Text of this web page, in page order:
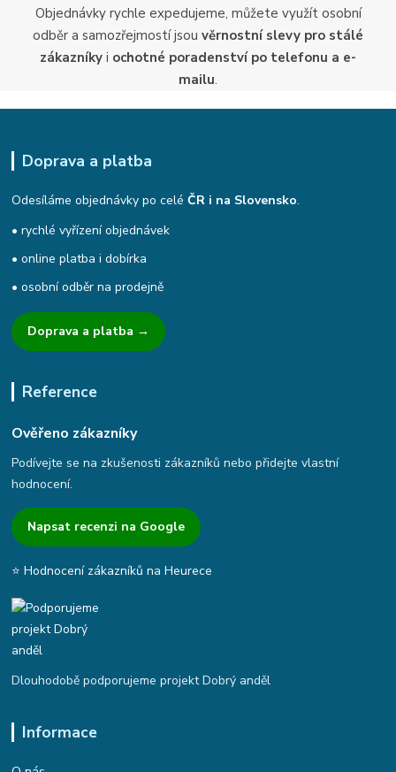
Objednávky rychle expedujeme, můžete využít osobní
odběr a samozřejmostí jsou věrnostní slevy pro stálé
zákazníky i ochotné poradenství po telefonu a e-
mailu.
Doprava a platba
Odesíláme objednávky po celéČR i na Slovensko.
• rychlé vyřízení objednávek
• online platba i dobírka
• osobní odběr na prodejně
Doprava a platba →
Reference
Ověřeno zákazníky
Podívejte se na zkušenosti zákazníků nebo přidejte vlastní
hodnocení.
Napsat recenzi na Google
⭐ Hodnocení zákazníků na Heurece
Dlouhodobě podporujeme projekt Dobrý anděl
Informace